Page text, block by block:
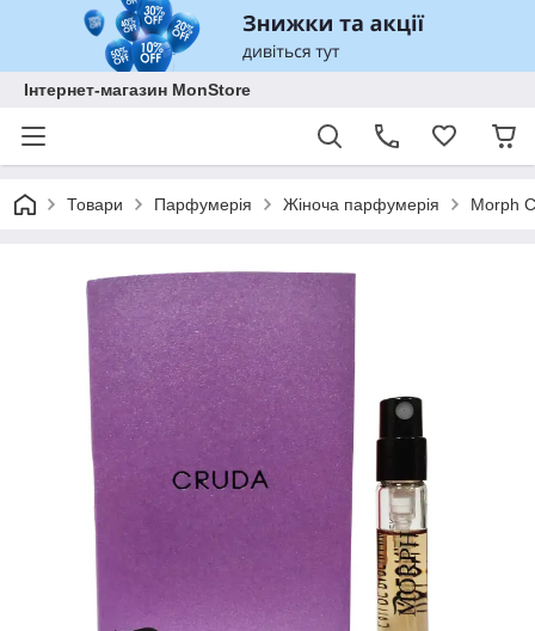
Інтернет-магазин MonStore
Товари Парфумерія Жіноча парфумерія Morph